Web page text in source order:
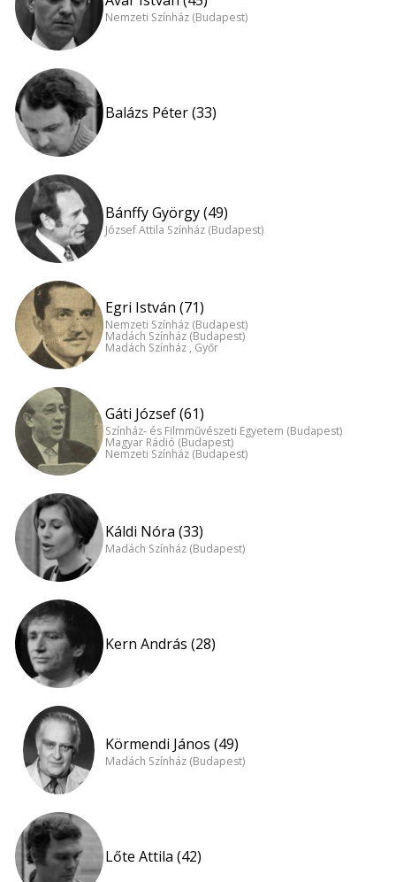
Nemzeti Színház (Budapest)
Balázs Péter (33)
Bánffy György (49)
József Attila Színház (Budapest)
Egri István (71)
Nemzeti Színház (Budapest)
Madách Színház (Budapest)
Madách Színház , Győr
Gáti József (61)
Színház- és Filmművészeti Egyetem (Budapest)
Magyar Rádió (Budapest)
Nemzeti Színház (Budapest)
Káldi Nóra (33)
Madách Színház (Budapest)
Kern András (28)
Körmendi János (49)
Madách Színház (Budapest)
Lőte Attila (42)